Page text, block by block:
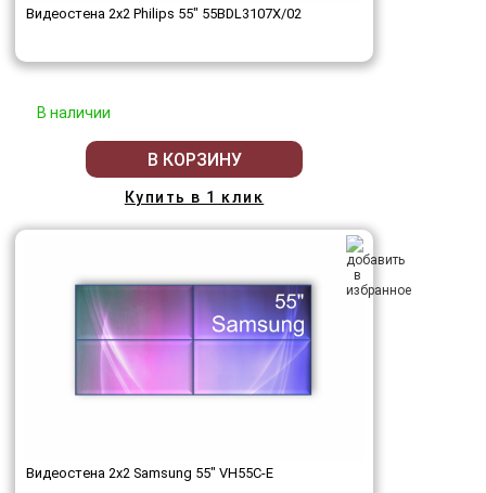
Видеостена 2x2 Philips 55" 55BDL3107X/02
В наличии
В КОРЗИНУ
Купить в 1 клик
Видеостена 2x2 Samsung 55" VH55C-E